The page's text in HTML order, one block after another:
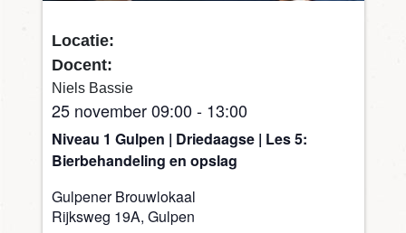
25 november 09:00 - 13:00
Niveau 1 Gulpen | Driedaagse | Les 5:
Bierbehandeling en opslag
Locatie:
Gulpener Brouwlokaal
Rijksweg 19A, Gulpen
Docent:
Niels Bassie